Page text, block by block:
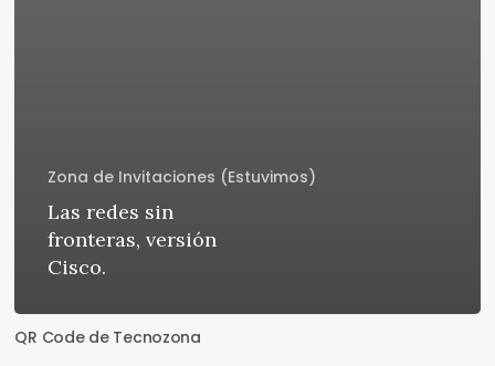
Zona de Invitaciones (Estuvimos)
Las redes sin
fronteras, versión
Cisco.
QR Code de Tecnozona